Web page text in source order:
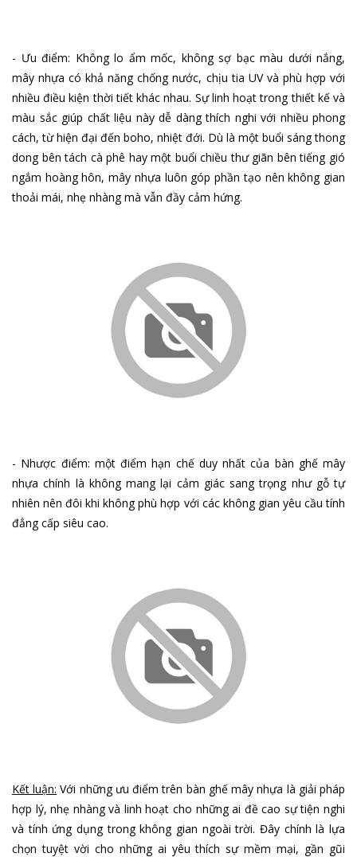
- Ưu điểm: Không lo ẩm mốc, không sợ bạc màu dưới nắng,
mây nhựa có khả năng chống nước, chịu tia UV và phù hợp với
nhiều điều kiện thời tiết khác nhau. Sự linh hoạt trong thiết kế và
màu sắc giúp chất liệu này dễ dàng thích nghi với nhiều phong
cách, từ hiện đại đến boho, nhiệt đới. Dù là một buổi sáng thong
dong bên tách cà phê hay một buổi chiều thư giãn bên tiếng gió
ngắm hoàng hôn, mây nhựa luôn góp phần tạo nên không gian
thoải mái, nhẹ nhàng mà vẫn đầy cảm hứng.
- Nhược điểm: một điểm hạn chế duy nhất của bàn ghế mây
nhựa chính là không mang lại cảm giác sang trọng như gỗ tự
nhiên nên đôi khi không phù hợp với các không gian yêu cầu tính
đẳng cấp siêu cao.
Kết luận: Với những ưu điểm trên bàn ghế mây nhựa là giải pháp
hợp lý, nhẹ nhàng và linh hoạt cho những ai đề cao sự tiện nghi
và tính ứng dụng trong không gian ngoài trời. Đây chính là lựa
chọn tuyệt vời cho những ai yêu thích sự mềm mại, gần gũi